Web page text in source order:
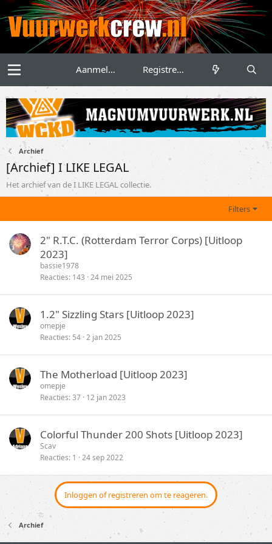
Aanmelden Registreren
Archief
[Archief] I LIKE LEGAL
Het archief van de I LIKE LEGAL collectie.
Filters
2" R.T.C. (Rotterdam Terror Corps) [Uitloop
2023]
bassie1978
Reacties 143 24 mei 2025
1.2" Sizzling Stars [Uitloop 2023]
omepje
Reacties 54 2 jan 2025
The Motherload [Uitloop 2023]
omepje
Reacties 37 12 jan 2023
Colorful Thunder 200 Shots [Uitloop 2023]
Scav
Reacties 1 24 sep 2022
Inloggen of registreren om te reageren.
Archief